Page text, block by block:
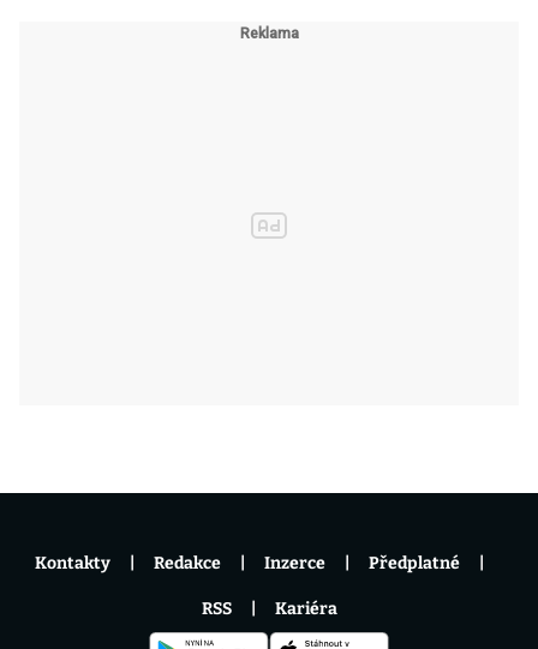
Kontakty Redakce Inzerce Předplatné
RSS Kariéra